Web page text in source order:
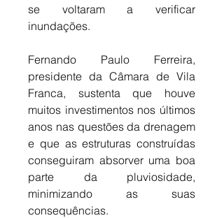
se voltaram a verificar
inundações.
Fernando Paulo Ferreira,
presidente da Câmara de Vila
Franca, sustenta que houve
muitos investimentos nos últimos
anos nas questões da drenagem
e que as estruturas construídas
conseguiram absorver uma boa
parte da pluviosidade,
minimizando as suas
consequências.